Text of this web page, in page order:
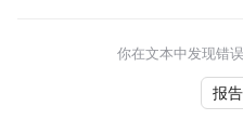
你在文本中发现错
报